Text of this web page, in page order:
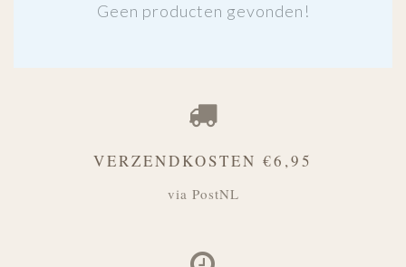
Geen producten gevonden!
VERZENDKOSTEN €6,95
via PostNL